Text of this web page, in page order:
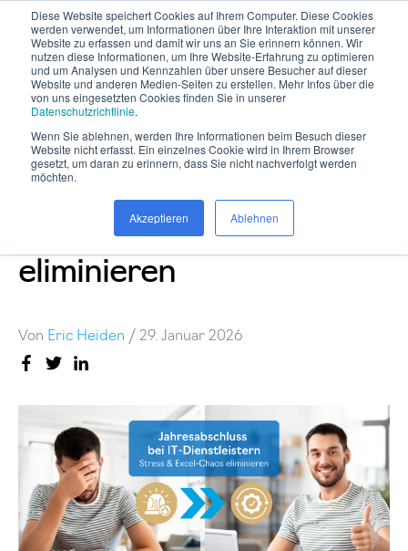
Diese Website speichert Cookies auf Ihrem Computer. Diese Cookies
werden verwendet, um Informationen über Ihre Interaktion mit unserer
Website zu erfassen und damit wir uns an Sie erinnern können. Wir
nutzen diese Informationen, um Ihre Website-Erfahrung zu optimieren
und um Analysen und Kennzahlen über unsere Besucher auf dieser
Website und anderen Medien-Seiten zu erstellen. Mehr Infos über die
von uns eingesetzten Cookies finden Sie in unserer
Datenschutzrichtlinie.
Wenn Sie ablehnen, werden Ihre Informationen beim Besuch dieser
Website nicht erfasst. Ein einzelnes Cookie wird in Ihrem Browser
gesetzt, um daran zu erinnern, dass Sie nicht nachverfolgt werden
möchten.
Akzeptieren Ablehnen
Jahresabschluss bei IT-
Dienstleistern: Stress
und Excel-Chaos
eliminieren
Von Eric Heiden / 29. Januar 2026